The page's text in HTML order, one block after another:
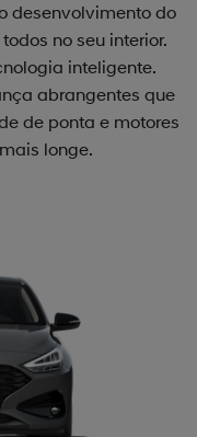
desenvolvimento do
no seu interior.
inteligente.
abrangentes que
de ponta e motores
longe.